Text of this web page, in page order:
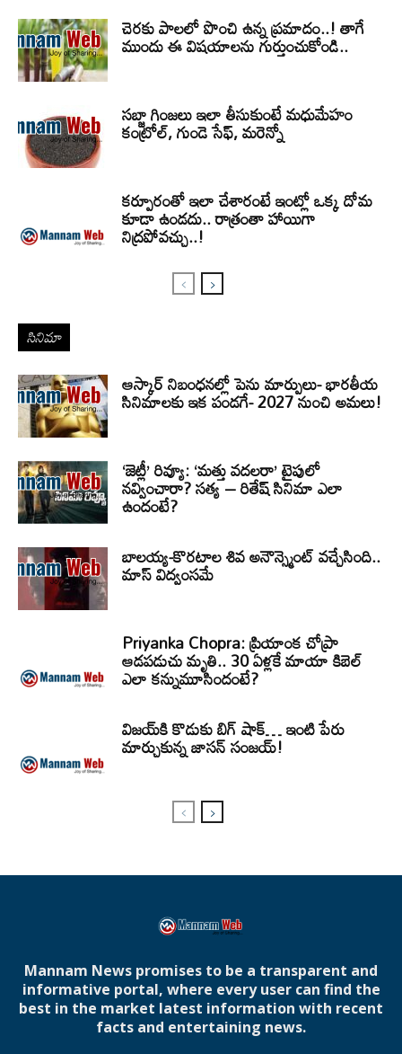
చెరకు పాలలో పొంచి ఉన్న ప్రమాదం..! తాగే
ముందు ఈ విషయాలను గుర్తుంచుకోండి..
సబ్జా గింజలు ఇలా తీసుకుంటే మధుమేహం
కంట్రోల్, గుండె సేఫ్, మరెన్నో
కర్పూరంతో ఇలా చేశారంటే ఇంట్లో ఒక్క దోమ
కూడా ఉండదు.. రాత్రంతా హాయిగా
నిద్రపోవచ్చు..!
సినిమా
ఆస్కార్ నిబంధనల్లో పెను మార్పులు- భారతీయ
సినిమాలకు ఇక పండగే- 2027 నుంచి అమలు!
‘జెట్లీ’ రివ్యూ: ‘మత్తు వదలరా’ టైపులో
నవ్వించారా? సత్య – రితేష్ సినిమా ఎలా
ఉందంటే?
బాలయ్య-కొరటాల శివ అనౌన్స్మెంట్ వచ్చేసింది..
మాస్ విద్వంసమే
Priyanka Chopra: ప్రియాంక చోప్రా
ఆడపడుచు మృతి.. 30 ఏళ్లకే మాయా కిబెల్
ఎలా కన్నుమూసిందంటే?
విజయ్‌కి కొడుకు బిగ్ షాక్… ఇంటి పేరు
మార్చుకున్న జాసన్ సంజయ్!
Mannam News promises to be a transparent and
informative portal, where every user can find the
best in the market latest information with recent
facts and entertaining news.